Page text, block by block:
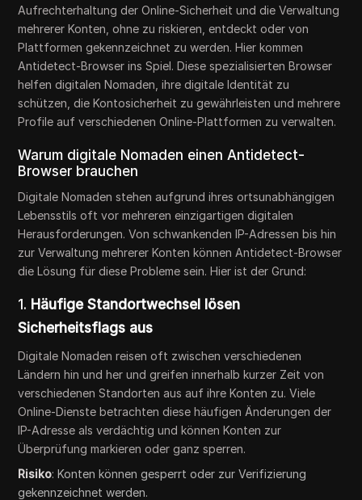
Aufrechterhaltung der Online-Sicherheit und die Verwaltung
mehrerer Konten, ohne zu riskieren, entdeckt oder von
Plattformen gekennzeichnet zu werden. Hier kommen
Antidetect-Browser ins Spiel. Diese spezialisierten Browser
helfen digitalen Nomaden, ihre digitale Identität zu
schützen, die Kontosicherheit zu gewährleisten und mehrere
Profile auf verschiedenen Online-Plattformen zu verwalten.
Warum digitale Nomaden einen Antidetect-
Browser brauchen
Digitale Nomaden stehen aufgrund ihres ortsunabhängigen
Lebensstils oft vor mehreren einzigartigen digitalen
Herausforderungen. Von schwankenden IP-Adressen bis hin
zur Verwaltung mehrerer Konten können Antidetect-Browser
die Lösung für diese Probleme sein. Hier ist der Grund:
1. Häufige Standortwechsel lösen
Sicherheitsflags aus
Digitale Nomaden reisen oft zwischen verschiedenen
Ländern hin und her und greifen innerhalb kurzer Zeit von
verschiedenen Standorten aus auf ihre Konten zu. Viele
Online-Dienste betrachten diese häufigen Änderungen der
IP-Adresse als verdächtig und können Konten zur
Überprüfung markieren oder ganz sperren.
Risiko: Konten können gesperrt oder zur Verifizierung
gekennzeichnet werden.